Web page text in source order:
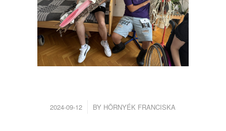
2024-09-12
/ BY HÖRNYÉK FRANCISKA